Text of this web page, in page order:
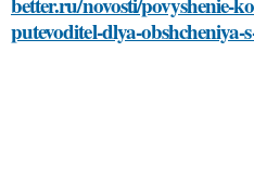
putevoditel-dlya-